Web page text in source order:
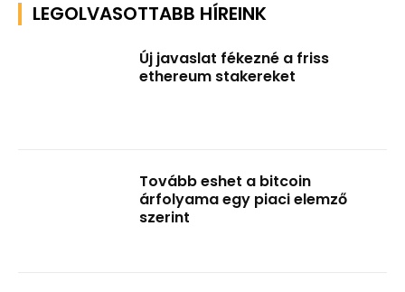
LEGOLVASOTTABB HÍREINK
Új javaslat fékezné a friss
ethereum stakereket
Tovább eshet a bitcoin
árfolyama egy piaci elemző
szerint